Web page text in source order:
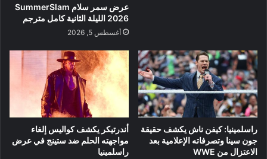
عرض سمر سلام SummerSlam
2026 الليلة الثانية كامل مترجم
أغسطس 5, 2026
راسلمينيا: كيفن ناش يكشف حقيقة
جون سينا وتصرفاته الإعلامية بعد
الاعتزال من WWE
أندرتيكر يكشف كواليس إلغاء
مواجهته الحلم ضد ستينج في عرض
راسلمينيا